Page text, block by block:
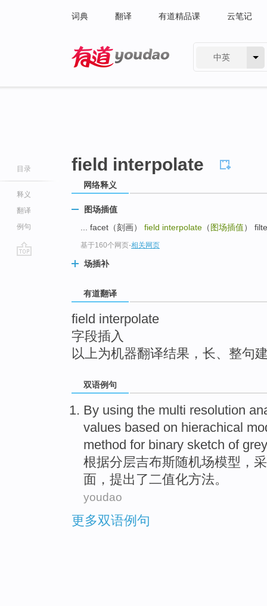
词典 翻译 有道精品课 云笔记
中英
目录
释义
翻译
例句
field interpolate
网络释义
图场插值
... facet（刻画） field interpolate （图场插值）
基于160个网页-相关网页
场插补
有道翻译
field interpolate
字段插入
以上为机器翻译结果，长、整句
双语例句
By using the multi resolution
values based on hierachical
method for binary sketch of
根据分层吉布斯随机场模型 ，
面 ， 提出了二值化方法。
youdao
更多双语例句